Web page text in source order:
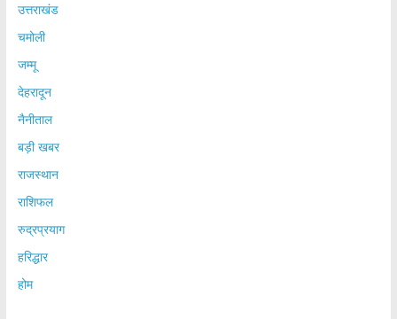
उत्तराखंड
चमोली
जम्मू
देहरादून
नैनीताल
बड़ी खबर
राजस्थान
राशिफल
रुद्रप्रयाग
हरिद्धार
होम